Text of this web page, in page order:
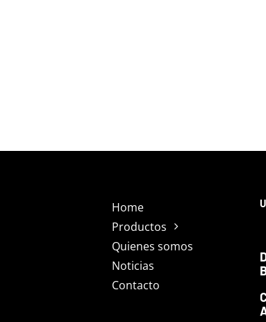
Home
Productos
Quienes somos
Noticias
Contacto